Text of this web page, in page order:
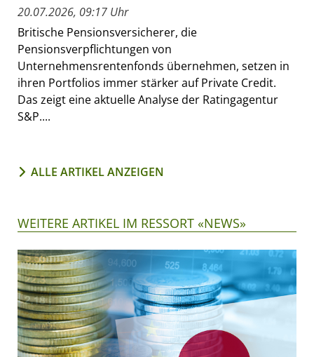
20.07.2026, 09:17 Uhr
Britische Pensionsversicherer, die
Pensionsverpflichtungen von
Unternehmensrentenfonds übernehmen, setzen in
ihren Portfolios immer stärker auf Private Credit.
Das zeigt eine aktuelle Analyse der Ratingagentur
S&P....
ALLE ARTIKEL ANZEIGEN
WEITERE ARTIKEL IM RESSORT «NEWS»